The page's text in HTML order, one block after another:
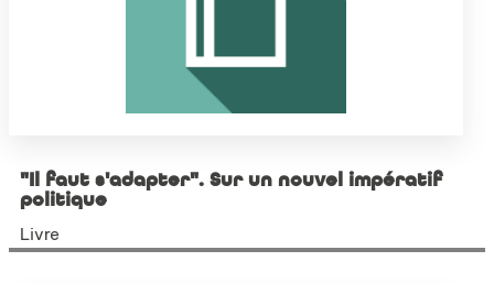
"Il faut s'adapter". Sur un nouvel impératif
politique
Livre